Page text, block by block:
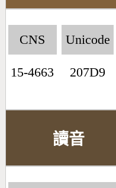
CNS
15-4663
Unicode
207D9
讀音